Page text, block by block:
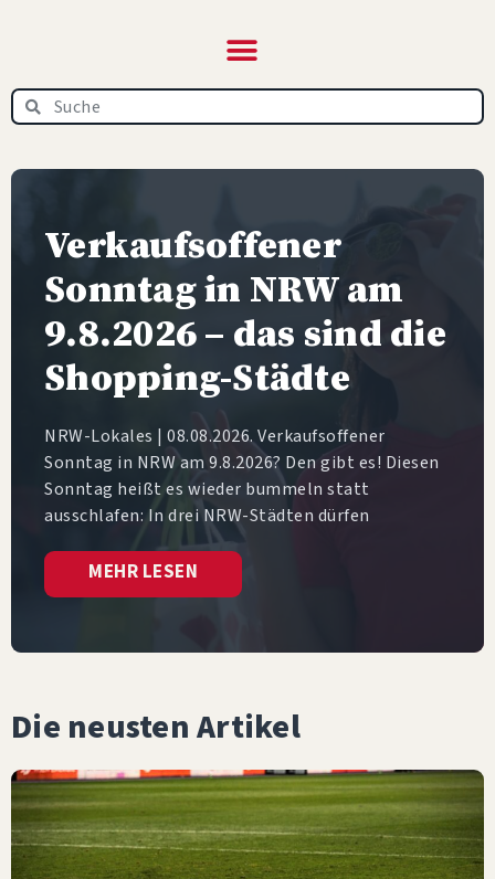
NRW‑News.de – das
Online-Magazin
Verkaufsoffener
Sonntag in NRW am
9.8.2026 – das sind die
Shopping-Städte
NRW-Lokales | 08.08.2026. Verkaufsoffener
Sonntag in NRW am 9.8.2026? Den gibt es! Diesen
Sonntag heißt es wieder bummeln statt
ausschlafen: In drei NRW-Städten dürfen
MEHR LESEN
Die neusten Artikel